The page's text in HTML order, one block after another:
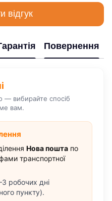
відгук
Повернення
— вибирайте спосіб
вам.
Нова пошта по
транспортної
робочих дні
пункту).